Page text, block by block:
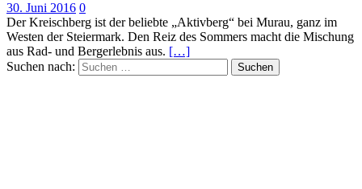
30. Juni 2016 0
Der Kreischberg ist der beliebte „Aktivberg“ bei Murau, ganz im
Westen der Steiermark. Den Reiz des Sommers macht die Mischung
aus Rad- und Bergerlebnis aus. […]
Suchen nach: